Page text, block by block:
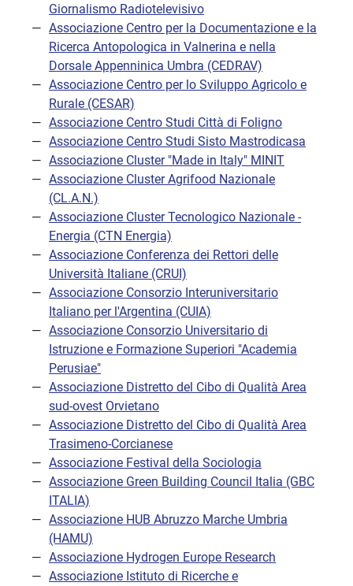
Giornalismo Radiotelevisivo
Associazione Centro per la Documentazione e la
Ricerca Antopologica in Valnerina e nella
Dorsale Appenninica Umbra (CEDRAV)
Associazione Centro per lo Sviluppo Agricolo e
Rurale (CESAR)
Associazione Centro Studi Città di Foligno
Associazione Centro Studi Sisto Mastrodicasa
Associazione Cluster "Made in Italy" MINIT
Associazione Cluster Agrifood Nazionale
(CL.A.N.)
Associazione Cluster Tecnologico Nazionale -
Energia (CTN Energia)
Associazione Conferenza dei Rettori delle
Università Italiane (CRUI)
Associazione Consorzio Interuniversitario
Italiano per l'Argentina (CUIA)
Associazione Consorzio Universitario di
Istruzione e Formazione Superiori "Academia
Perusiae"
Associazione Distretto del Cibo di Qualità Area
sud-ovest Orvietano
Associazione Distretto del Cibo di Qualità Area
Trasimeno-Corcianese
Associazione Festival della Sociologia
Associazione Green Building Council Italia (GBC
ITALIA)
Associazione HUB Abruzzo Marche Umbria
(HAMU)
Associazione Hydrogen Europe Research
Associazione Istituto di Ricerche e